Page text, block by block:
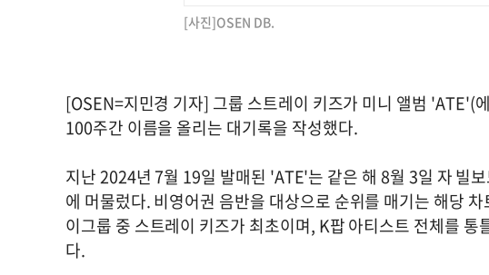
[사진]OSEN DB.
[OSEN=지민경 기자] 그룹 스트레이 키즈가 미니 앨범 'ATE'(
100주간 이름을 올리는 대기록을 작성했다.
지난 2024년 7월 19일 발매된 'ATE'는 같은 해 8월 3일 자 빌
에 머물렀다. 비영어권 음반을 대상으로 순위를 매기는 해당
이그룹 중 스트레이 키즈가 최초이며, K팝 아티스트 전체를
다.